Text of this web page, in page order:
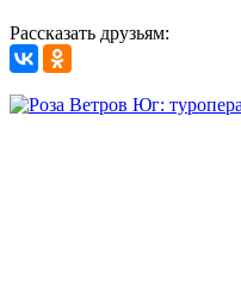
Рассказать друзьям: